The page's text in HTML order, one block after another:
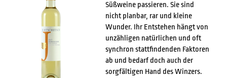
Süßweine passieren. Sie sind
nicht planbar, rar und kleine
Wunder. Ihr Entstehen hängt von
unzähligen natürlichen und oft
synchron stattfindenden Faktoren
ab und bedarf doch auch der
sorgfältigen Hand des Winzers.